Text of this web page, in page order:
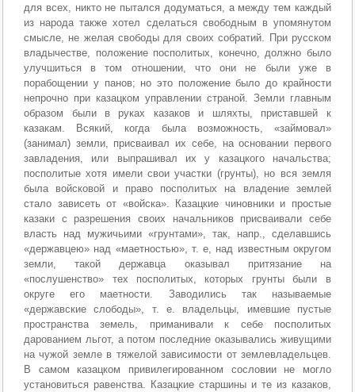
для всех, никто не пытался додуматься, а между тем каждый
из народа также хотел сделаться свободным в упомянутом
смысле, не желая свободы для своих собратий. При русском
владычестве, положение посполитых, конечно, должно было
улучшиться в том отношении, что они не были уже в
порабощении у панов; но это положение было до крайности
непрочно при казацком управлении страной. Земли главным
образом были в руках казаков и шляхты, приставшей к
казакам. Всякий, когда была возможность, «займовал»
(занимал) земли, присваивал их себе, на основании первого
завладения, или выпрашивал их у казацкого начальства;
посполитые хотя имели свои участки (грунты), но вся земля
была войсковой и право посполитых на владение землей
стало зависеть от «войска». Казацкие чиновники и простые
казаки с разрешения своих начальников присваивали себе
власть над мужичьими «грунтами», так, напр., сделавшись
«державцею» над «маетностью», т. е, над известным округом
земли, такой державца оказывал притязание на
«послушенство» тех посполитых, которых грунты были в
округе его маетности. Заводились так называемые
«державские слободы», т. е. владельцы, имевшие пустые
пространства земель, приманивали к себе посполитых
дарованием льгот, а потом последние оказывались живущими
на чужой земле в тяжелой зависимости от землевладельцев.
В самом казацком привилегированном сословии не могло
установиться равенства. Казацкие старшины и те из казаков,